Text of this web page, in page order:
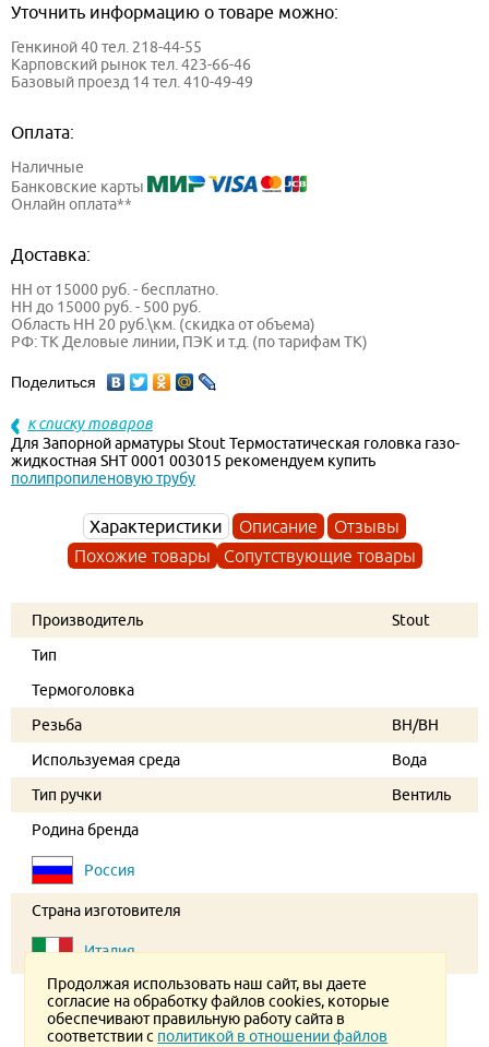
Уточнить информацию о товаре можно:
Генкиной 40 тел. 218-44-55
Карповский рынок тел. 423-66-46
Базовый проезд 14 тел. 410-49-49
Оплата:
Наличные
Банковские карты
Онлайн оплата**
Доставка:
НН от 15000 руб. - бесплатно.
НН до 15000 руб. - 500 руб.
Область НН 20 руб.\км. (скидка от объема)
РФ: ТК Деловые линии, ПЭК и т.д. (по тарифам ТК)
Поделиться
к списку товаров
Для Запорной арматуры Stout Термостатическая головка газо-
жидкостная SHT 0001 003015 рекомендуем купить
полипропиленовую трубу
Характеристики Описание
Отзывы
Похожие товары
Сопутствующие товары
Производитель
Stout
Тип
Термоголовка
Резьба
ВН/ВН
Используемая среда
Вода
Тип ручки
Вентиль
Родина бренда
Россия
Страна изготовителя
Италия
Продолжая использовать наш сайт, вы даете
согласие на обработку файлов cookies, которые
обеспечивают правильную работу сайта в
соответствии с политикой в отношении файлов